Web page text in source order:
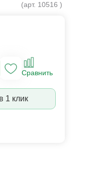
(арт. 10516 )
Сравнить
1 клик